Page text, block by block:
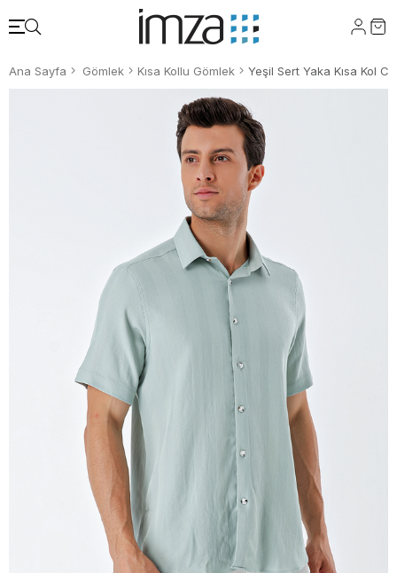
Ana Sayfa Gömlek Kısa Kollu Gömlek